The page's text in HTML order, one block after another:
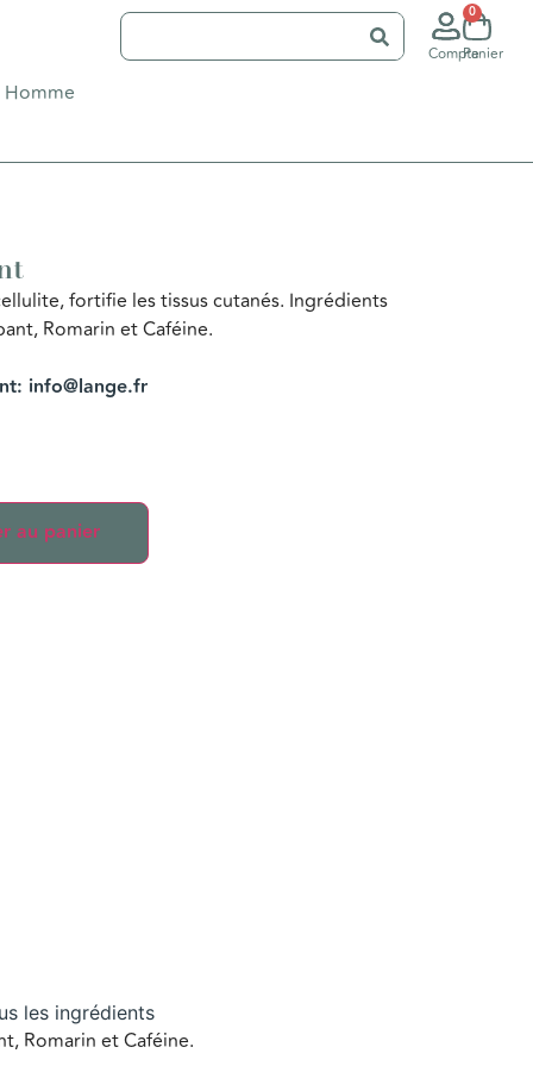
Homme
Compte
0
Panier
fortifie les tissus cutanés. Ingrédients
Romarin et Caféine.
info@lange.fr
au panier
les ingrédients
Romarin et Caféine.